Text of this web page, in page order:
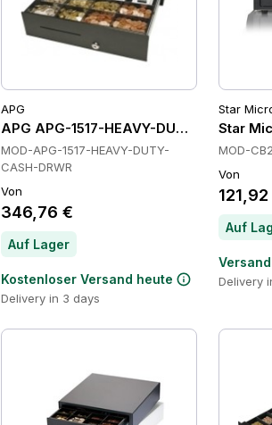
APG
APG APG-1517-HEAVY-DUTY-CASH-
MOD-APG-1517-HEAVY-DUTY-
CASH-DRWR
Von
346,76 €
Auf Lager
Kostenloser Versand heute
Delivery in 3 days
Star
Star
MOD-
Von
Auf
Delivery